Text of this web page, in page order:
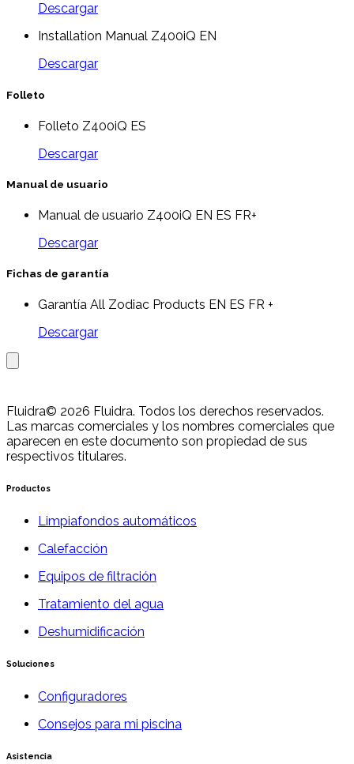
Descargar
Installation Manual Z400iQ EN
Descargar
Folleto
Folleto Z400iQ ES
Descargar
Manual de usuario
Manual de usuario Z400iQ EN ES FR+
Descargar
Fichas de garantía
Garantía All Zodiac Products EN ES FR +
Descargar
Fluidra© 2026 Fluidra. Todos los derechos reservados.
Las marcas comerciales y los nombres comerciales que
aparecen en este documento son propiedad de sus
respectivos titulares.
Productos
Limpiafondos automáticos
Calefacción
Equipos de filtración
Tratamiento del agua
Deshumidificación
Soluciones
Configuradores
Consejos para mi piscina
Asistencia